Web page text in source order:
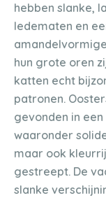
hebben slanke,
ledematen en
hun grote oren
katten echt
patronen.
gevonden in
waaronder
maar ook
gestreept. De
slanke